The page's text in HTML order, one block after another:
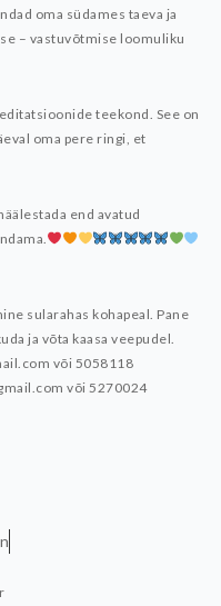
oma südames taeva ja
– vastuvõtmise loomuliku
teekond. See on
oma pere ringi, et
end avatud
sularahas kohapeal. Pane
ja võta kaasa veepudel.
või 5058118
või 5270024